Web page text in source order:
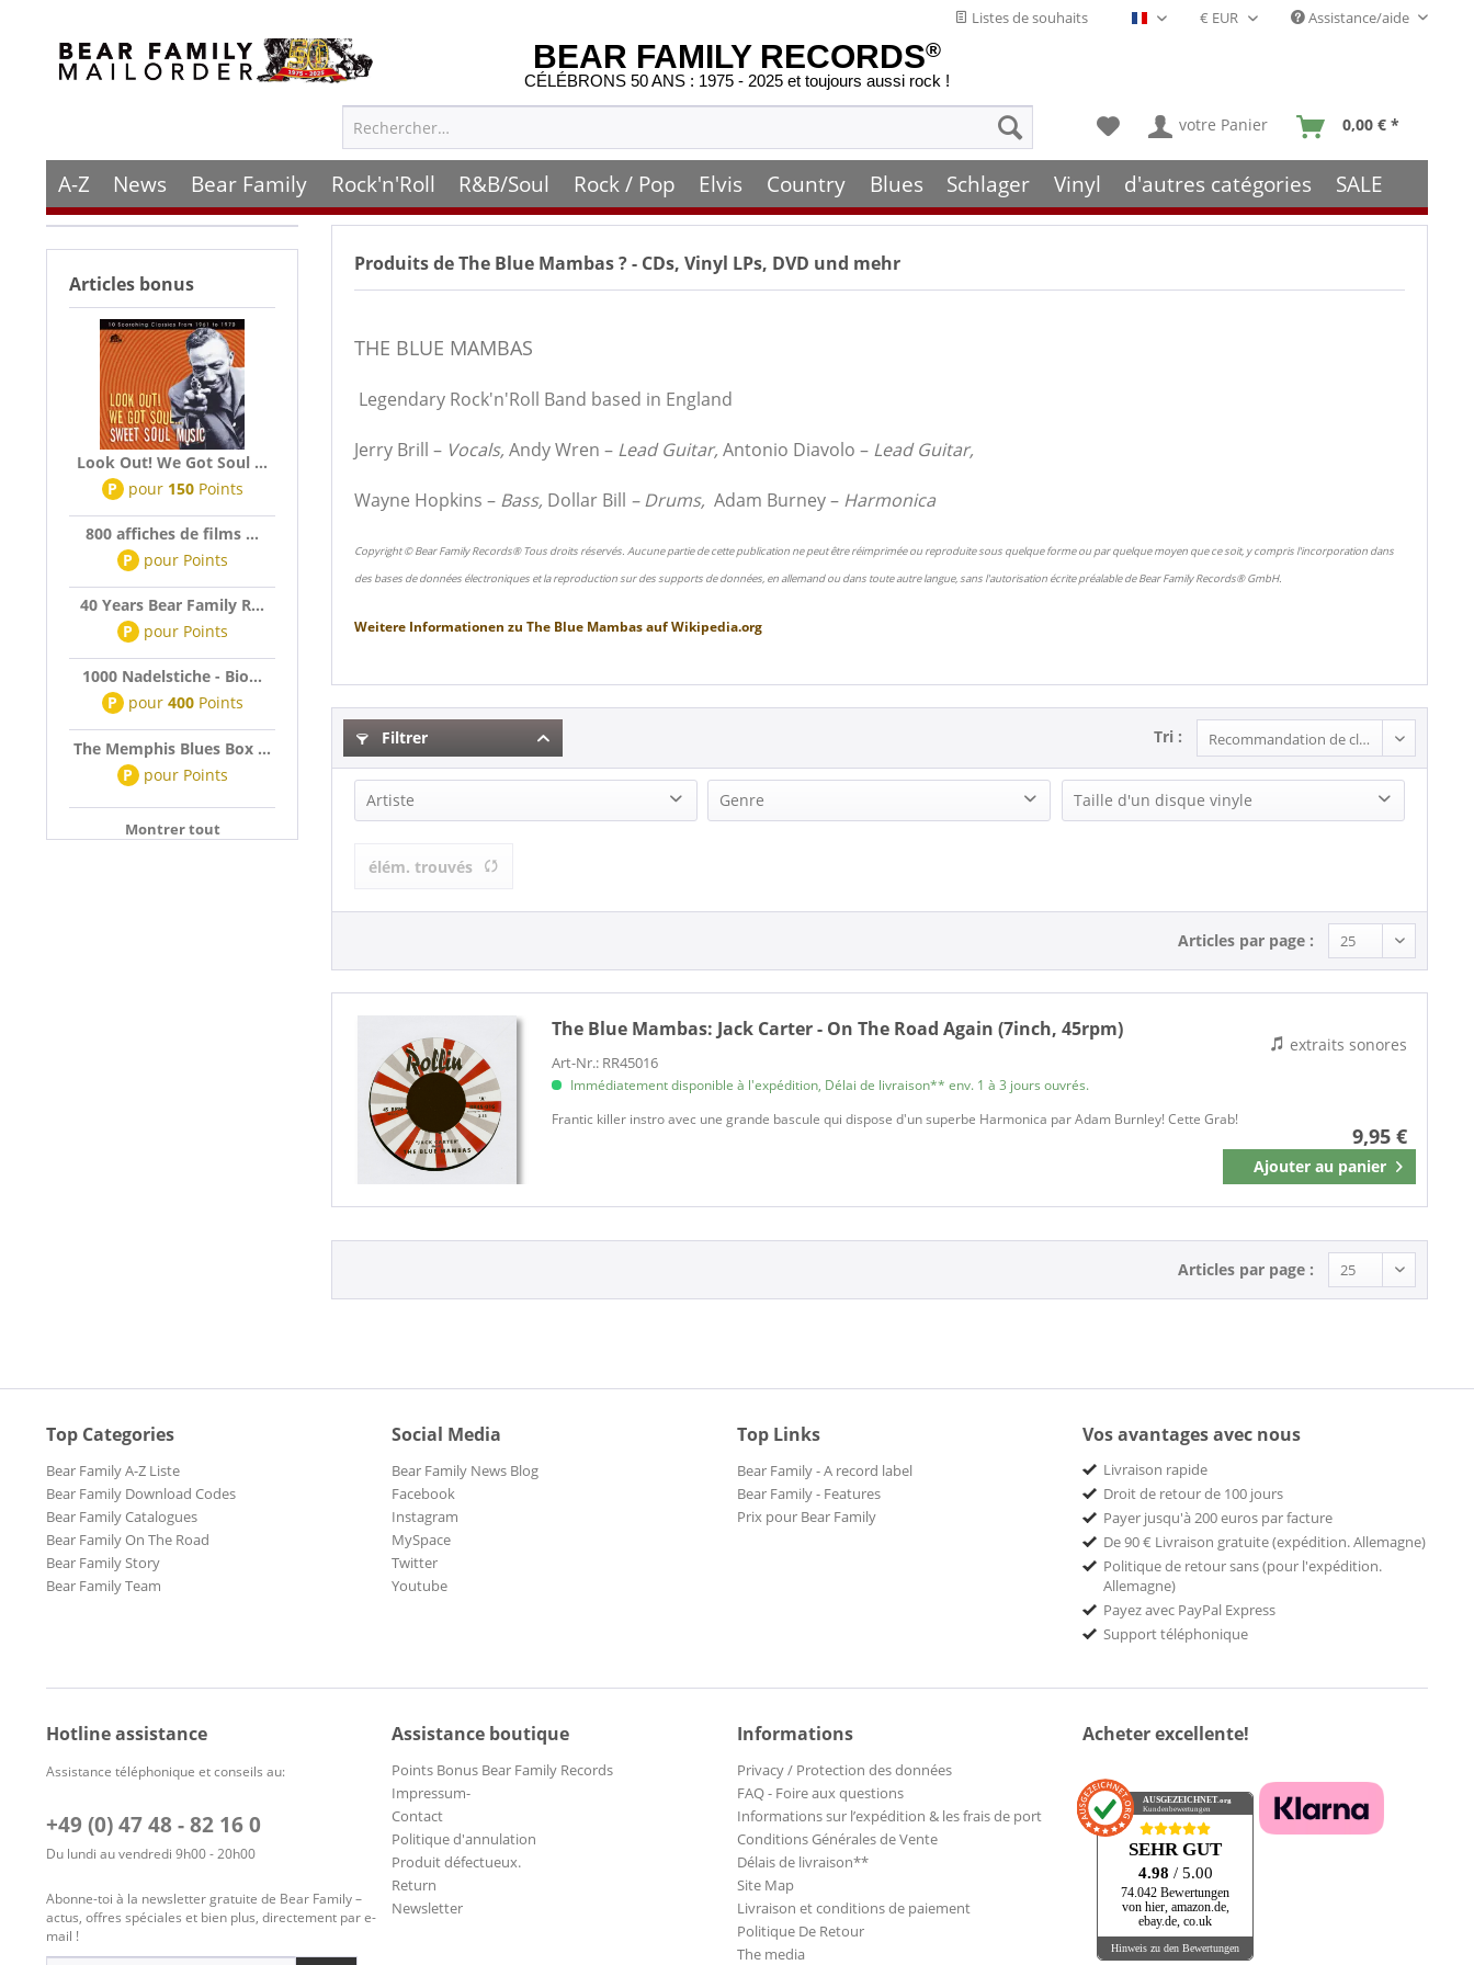
Listes de souhaits Français- FR Assistance/aide
BEAR FAMILY RECORDS®
CÉLÉBRONS 50 ANS : 1975 - 2025 et toujours aussi rock !
votre Panier 0,00 € *
A-Z News Bear Family Rock'n'Roll R&B/Soul Rock / Pop Elvis Country Blues Schlager Vinyl d'autres catégories SALE
Articles bonus
Look Out! We Got Soul ...
P pour 150Points
800 affiches de films ...
P pour Points
40 Years Bear Family R...
P pour Points
1000 Nadelstiche - Bio...
P pour 400Points
The Memphis Blues Box ...
P pour Points
Montrer tout
Produits deThe Blue Mambas? - CDs, Vinyl LPs, DVD und mehr
THE BLUE MAMBAS
Legendary Rock'n'Roll Band based in England
Jerry Brill – Vocals, Andy Wren – Lead Guitar, Antonio Diavolo – Lead Guitar,
Wayne Hopkins – Bass, Dollar Bill – Drums, Adam Burney – Harmonica
Copyright © Bear Family Records® Tous droits réservés. Aucune partie de cette publication ne peut être réimprimée ou reproduite sous quelque forme ou par quelque moyen que ce soit, y compris l'incorporation dans
des bases de données électroniques et la reproduction sur des supports de données, en allemand ou dans toute autre langue, sans l'autorisation écrite préalable de Bear Family Records® GmbH.
Weitere Informationen zu The Blue MambasaufWikipedia.org
Filtrer Tri :
Artiste Genre Taille d'un disque vinyle
élém. trouvés
Articles par page :
The Blue Mambas: Jack Carter - On The Road Again (7inch, 45rpm)
Art-Nr.: RR45016
Immédiatement disponible à l'expédition, Délai de livraison** env. 1 à 3 jours ouvrés.
Frantic killer instro avec une grande bascule qui dispose d'un superbe Harmonica par Adam Burnley! Cette Grab!
9,95 €
Ajouter au panier
Mémoriser
extraits sonores
Articles par page :
Top Categories
Bear Family A-Z Liste
Bear Family Download Codes
Bear Family Catalogues
Bear Family On The Road
Bear Family Story
Bear Family Team
Social Media
Bear Family News Blog
Facebook
Instagram
MySpace
Twitter
Youtube
Top Links
Bear Family - A record label
Bear Family - Features
Prix pour Bear Family
Vos avantages avec nous
Livraison rapide
Droit de retour de 100 jours
Payer jusqu'à 200 euros par facture
De 90 € Livraison gratuite (expédition. Allemagne)
Politique de retour sans (pour l'expédition.
Allemagne)
Payez avec PayPal Express
Support téléphonique
Hotline assistance
Assistance téléphonique et conseils au:
+49 (0) 47 48 - 82 16 0
Du lundi au vendredi 9h00 - 20h00
Abonne-toi à la newsletter gratuite de Bear Family –
actus, offres spéciales et bien plus, directement par e-
mail !
Assistance boutique
Points Bonus Bear Family Records
Impressum-
Contact
Politique d'annulation
Produit défectueux.
Return
Newsletter
Informations
Privacy / Protection des données
FAQ - Foire aux questions
Informations sur l’expédition & les frais de port
Conditions Générales de Vente
Délais de livraison**
Site Map
Livraison et conditions de paiement
Politique De Retour
The media
Acheter excellente!
AUSGEZEICHNET .org
Kundenbewertungen
SEHR GUT
4.98 / 5.00
74.042 Bewertungen
von hier, amazon.de,
ebay.de, co.uk
Hinweis zu den Bewertungen